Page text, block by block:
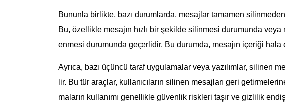
Bununla birlikte, bazı durumlarda, mesajlar tamamen
Bu, özellikle mesajın hızlı bir şekilde silinmesi durumunda veya
enmesi durumunda geçerlidir. Bu durumda, mesajın içeriği hala
Ayrıca, bazı üçüncü taraf uygulamalar veya yazılımlar, silinen
lir. Bu tür araçlar, kullanıcıların silinen mesajları geri
maların kullanımı genellikle güvenlik riskleri taşır ve gizlilik